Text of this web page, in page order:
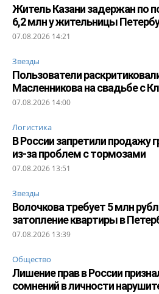
Житель Казани задержан по
6,2 млн у жительницы
07.08.2026 14:21
Звезды
Пользователи
Масленникова на свадьбе с
07.08.2026 14:00
Логистика
В России запретили продажу
из-за проблем с тормозами
07.08.2026 13:51
Звезды
Волочкова требует 5 млн
затопление квартиры в
07.08.2026 13:39
Общество
Лишение прав в России
сомнений в личности